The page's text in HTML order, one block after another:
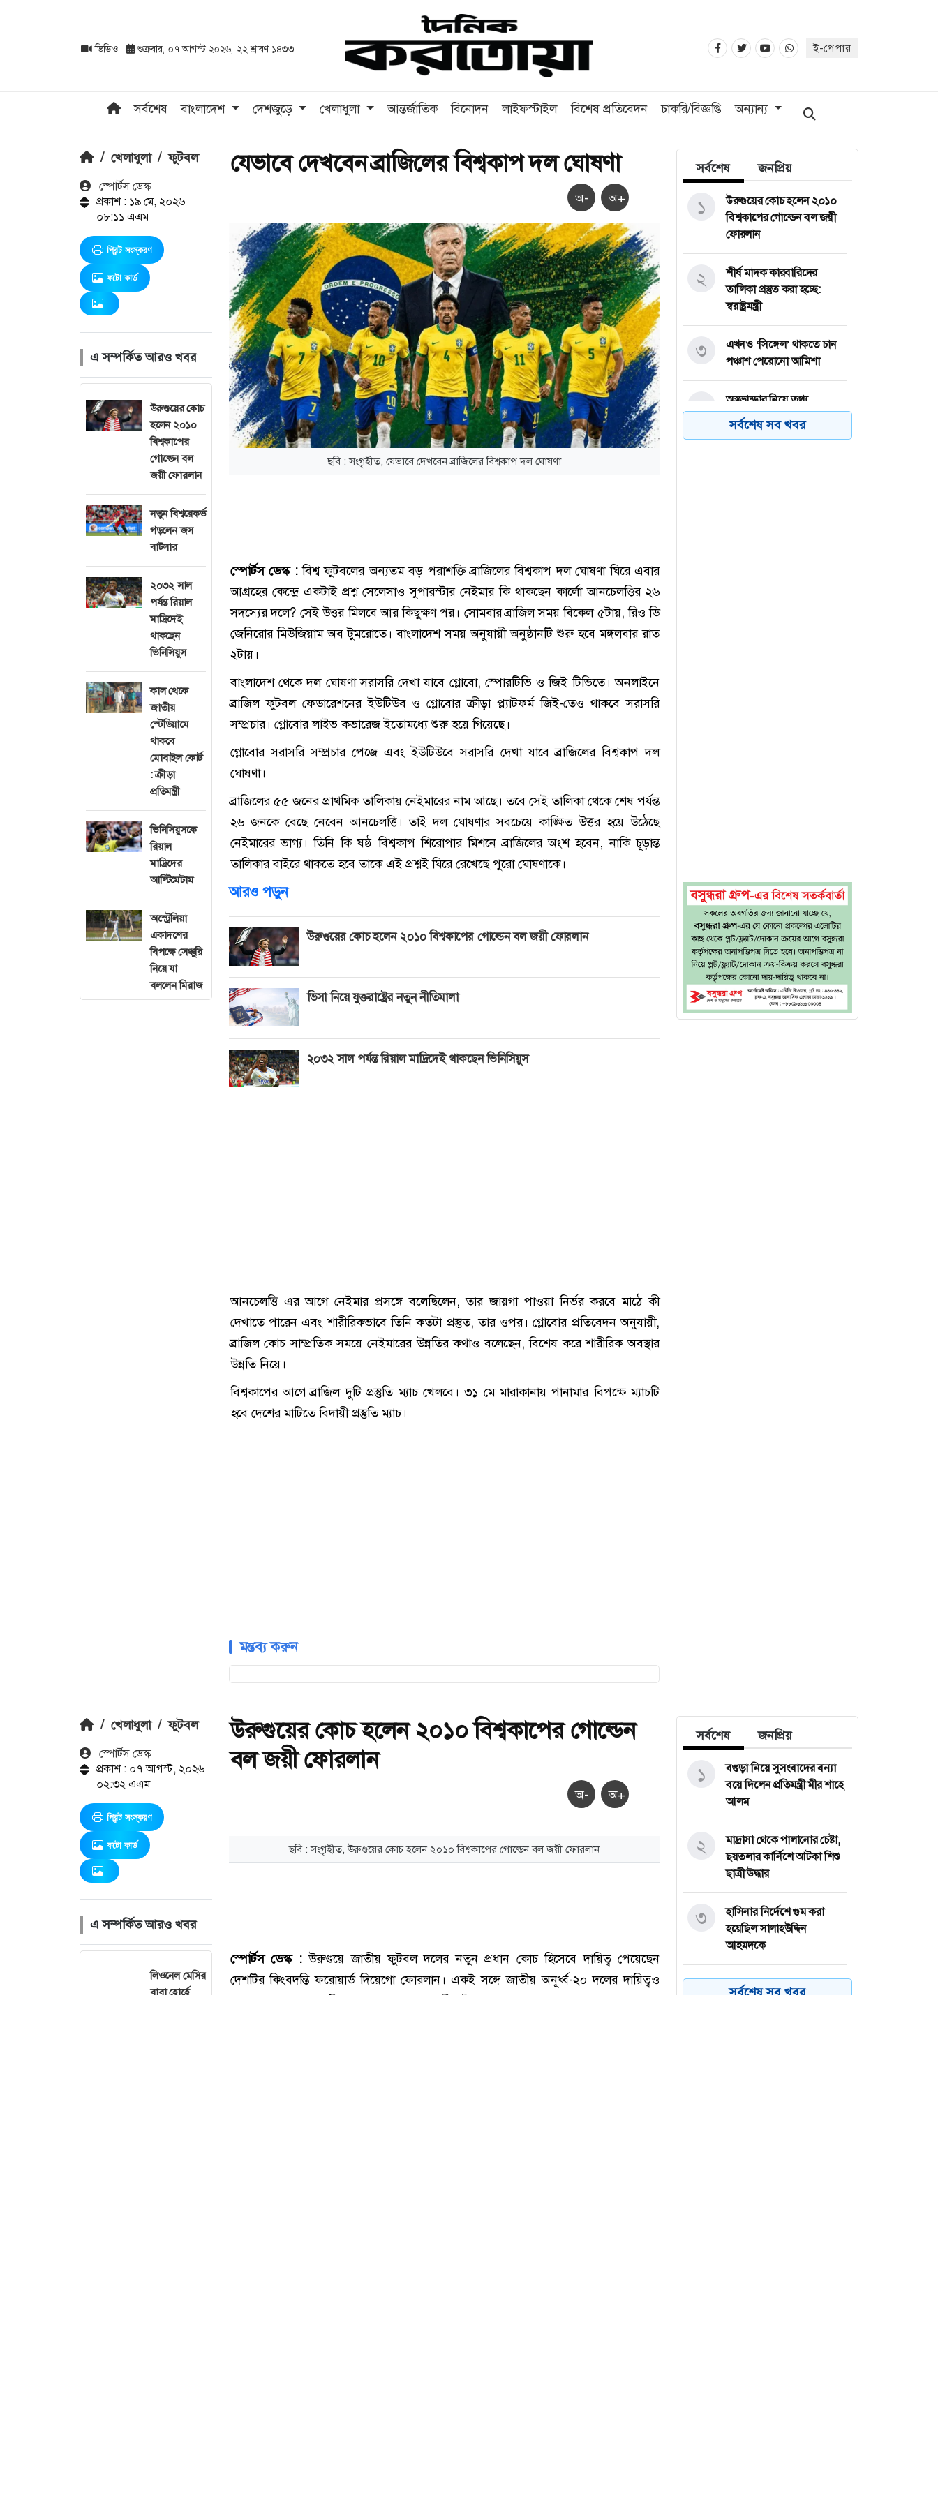
ভিডিও শুক্রবার, ০৭ আগস্ট ২০২৬, ২২ শ্রাবণ ১৪৩৩ ই-পেপার
সর্বশেষ বাংলাদেশ দেশজুড়ে খেলাধুলা আন্তর্জাতিক বিনোদন লাইফস্টাইল বিশেষ প্রতিবেদন চাকরি/বিজ্ঞপ্তি অন্যান্য
/ খেলাধুলা / ফুটবল
স্পোর্টস ডেস্ক
প্রকাশ : ১৯ মে, ২০২৬
০৮:১১ এএম
প্রিন্ট সংস্করণ
ফটো কার্ড
এ সম্পর্কিত আরও খবর
উরুগুয়ের কোচ
হলেন ২০১০
বিশ্বকাপের
গোল্ডেন বল
জয়ী ফোরলান
নতুন বিশ্বরেকর্ড
গড়লেন জস
বাটলার
২০৩২ সাল
পর্যন্ত রিয়াল
মাদ্রিদেই
থাকছেন
ভিনিসিয়ুস
কাল থেকে
জাতীয়
স্টেডিয়ামে
থাকবে
মোবাইল কোর্ট
: ক্রীড়া
প্রতিমন্ত্রী
ভিনিসিয়ুসকে
রিয়াল
মাদ্রিদের
আল্টিমেটাম
অস্ট্রেলিয়া
একাদশের
বিপক্ষে সেঞ্চুরি
নিয়ে যা
বললেন মিরাজ
যেভাবে দেখবেন ব্রাজিলের বিশ্বকাপ দল ঘোষণা
অ- অ+
ছবি : সংগৃহীত, যেভাবে দেখবেন ব্রাজিলের বিশ্বকাপ দল ঘোষণা
স্পোর্টস ডেস্ক:বিশ্ব ফুটবলের অন্যতম বড় পরাশক্তি ব্রাজিলের বিশ্বকাপ দল ঘোষণা ঘিরে এবার
আগ্রহের কেন্দ্রে একটাই প্রশ্ন সেলেসাও সুপারস্টার নেইমার কি থাকছেন কার্লো আনচেলত্তির ২৬
সদস্যের দলে? সেই উত্তর মিলবে আর কিছুক্ষণ পর। সোমবার ব্রাজিল সময় বিকেল ৫টায়, রিও ডি
জেনিরোর মিউজিয়াম অব টুমরোতে। বাংলাদেশ সময় অনুযায়ী অনুষ্ঠানটি শুরু হবে মঙ্গলবার রাত
২টায়।
বাংলাদেশ থেকে দল ঘোষণা সরাসরি দেখা যাবে গ্লোবো, স্পোরটিভি ও জিই টিভিতে। অনলাইনে
ব্রাজিল ফুটবল ফেডারেশনের ইউটিউব ও গ্লোবোর ক্রীড়া প্ল্যাটফর্ম জিই-তেও থাকবে সরাসরি
সম্প্রচার। গ্লোবোর লাইভ কভারেজ ইতোমধ্যে শুরু হয়ে গিয়েছে।
গ্লোবোর সরাসরি সম্প্রচার পেজে এবং ইউটিউবে সরাসরি দেখা যাবে ব্রাজিলের বিশ্বকাপ দল
ঘোষণা।
ব্রাজিলের ৫৫ জনের প্রাথমিক তালিকায় নেইমারের নাম আছে। তবে সেই তালিকা থেকে শেষ পর্যন্ত
২৬ জনকে বেছে নেবেন আনচেলত্তি। তাই দল ঘোষণার সবচেয়ে কাঙ্ক্ষিত উত্তর হয়ে উঠেছে
নেইমারের ভাগ্য। তিনি কি ষষ্ঠ বিশ্বকাপ শিরোপার মিশনে ব্রাজিলের অংশ হবেন, নাকি চূড়ান্ত
তালিকার বাইরে থাকতে হবে তাকে এই প্রশ্নই ঘিরে রেখেছে পুরো ঘোষণাকে।
আরও পড়ুন
উরুগুয়ের কোচ হলেন ২০১০ বিশ্বকাপের গোল্ডেন বল জয়ী ফোরলান
ভিসা নিয়ে যুক্তরাষ্ট্রের নতুন নীতিমালা
২০৩২ সাল পর্যন্ত রিয়াল মাদ্রিদেই থাকছেন ভিনিসিয়ুস
আনচেলত্তি এর আগে নেইমার প্রসঙ্গে বলেছিলেন, তার জায়গা পাওয়া নির্ভর করবে মাঠে কী
দেখাতে পারেন এবং শারীরিকভাবে তিনি কতটা প্রস্তুত, তার ওপর। গ্লোবোর প্রতিবেদন অনুযায়ী,
ব্রাজিল কোচ সাম্প্রতিক সময়ে নেইমারের উন্নতির কথাও বলেছেন, বিশেষ করে শারীরিক অবস্থার
উন্নতি নিয়ে।
বিশ্বকাপের আগে ব্রাজিল দুটি প্রস্তুতি ম্যাচ খেলবে। ৩১ মে মারাকানায় পানামার বিপক্ষে ম্যাচটি
হবে দেশের মাটিতে বিদায়ী প্রস্তুতি ম্যাচ।
মন্তব্য করুন
সর্বশেষ জনপ্রিয়
উরুগুয়ের কোচ হলেন ২০১০
বিশ্বকাপের গোল্ডেন বল জয়ী
ফোরলান
১
শীর্ষ মাদক কারবারিদের
তালিকা প্রস্তুত করা হচ্ছে:
স্বরাষ্ট্রমন্ত্রী
২
এখনও ‘সিঙ্গেল’ থাকতে চান
পঞ্চাশ পেরোনো আমিশা
৩
অস্ত্রভান্ডার নিয়ে তথ্য
ফাঁসকারীদের কারাদণ্ডের
হুঁশিয়ারি ট্রাম্পের
৪
সর্বশেষ সব খবর
/ খেলাধুলা / ফুটবল
স্পোর্টস ডেস্ক
প্রকাশ : ০৭ আগস্ট, ২০২৬
০২:৩২ এএম
প্রিন্ট সংস্করণ
ফটো কার্ড
এ সম্পর্কিত আরও খবর
লিওনেল মেসির
বাবা হোর্হে
উরুগুয়ের কোচ হলেন ২০১০ বিশ্বকাপের গোল্ডেন
বল জয়ী ফোরলান
অ- অ+
ছবি : সংগৃহীত, উরুগুয়ের কোচ হলেন ২০১০ বিশ্বকাপের গোল্ডেন বল জয়ী ফোরলান
স্পোর্টস ডেস্ক :উরুগুয়ে জাতীয় ফুটবল দলের নতুন প্রধান কোচ হিসেবে দায়িত্ব পেয়েছেন
দেশটির কিংবদন্তি ফরোয়ার্ড দিয়েগো ফোরলান। একই সঙ্গে জাতীয় অনূর্ধ্ব-২০ দলের দায়িত্বও
পালন করবেন ২০১০ বিশ্বকাপের গোল্ডেন বলজয়ী এই সাবেক তারকা।
সর্বশেষ জনপ্রিয়
বগুড়া নিয়ে সুসংবাদের বন্যা
বয়ে দিলেন প্রতিমন্ত্রী মীর শাহে
আলম
১
মাদ্রাসা থেকে পালানোর চেষ্টা,
ছয়তলার কার্নিশে আটকা শিশু
ছাত্রী উদ্ধার
২
হাসিনার নির্দেশে গুম করা
হয়েছিল সালাহউদ্দিন
আহমদকে
৩
কর্ণফুলী গ্রুপে ম্যানেজার পদে
সর্বশেষ সব খবর